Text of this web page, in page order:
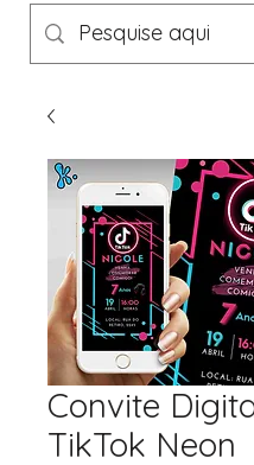
Convite
TikTok Neon